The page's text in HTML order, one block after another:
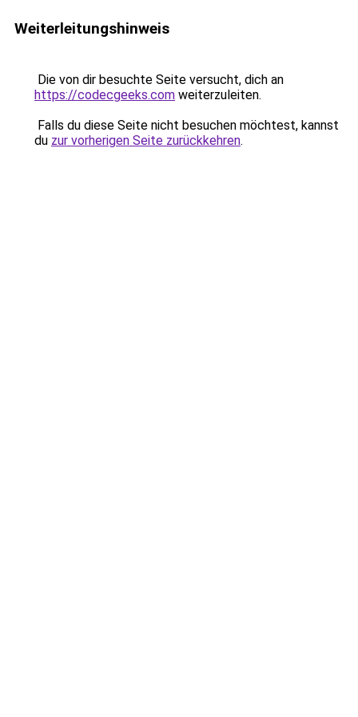
Weiterleitungshinweis
Die von dir besuchte Seite versucht, dich an
https://codecgeeks.com weiterzuleiten.
Falls du diese Seite nicht besuchen möchtest, kannst
du zur vorherigen Seite zurückkehren.